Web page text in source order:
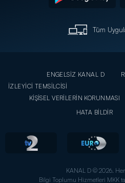
Tüm
ENGELSİZ KANAL D
İZLEYİCİ TEMSİLCİSİ
KİŞİSEL VERİLERİN KORUNMASI
HATA BİLDİR
KANAL D © 2026. Her
Bilgi Toplumu Hizmetleri MKK